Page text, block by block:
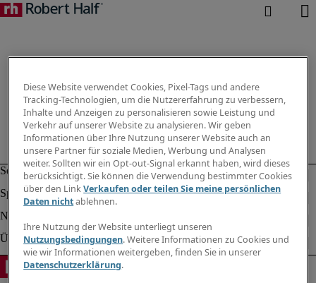
Diese Website verwendet Cookies, Pixel-Tags und andere
Tracking-Technologien, um die Nutzererfahrung zu verbessern,
Inhalte und Anzeigen zu personalisieren sowie Leistung und
Verkehr auf unserer Website zu analysieren. Wir geben
Informationen über Ihre Nutzung unserer Website auch an
unsere Partner für soziale Medien, Werbung und Analysen
weiter. Sollten wir ein Opt-out-Signal erkannt haben, wird dieses
berücksichtigt. Sie können die Verwendung bestimmter Cookies
über den LinkVerkaufen oder teilen Sie meine persönlichen
Daten nichtablehnen.
Ihre Nutzung der Website unterliegt unseren
Nutzungsbedingungen. Weitere Informationen zu Cookies und
wie wir Informationen weitergeben, finden Sie in unserer
Datenschutzerklärung.